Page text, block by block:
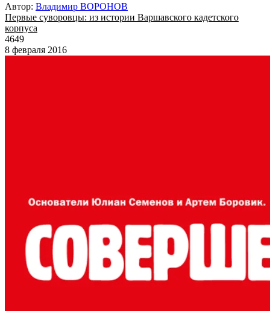
Автор: Владимир ВОРОНОВ
Первые суворовцы: из истории Варшавского кадетского
корпуса
4649
8 февраля 2016